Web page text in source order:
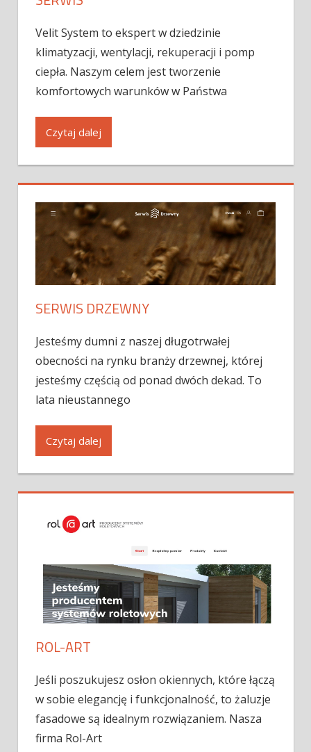
Velit System to ekspert w dziedzinie
klimatyzacji, wentylacji, rekuperacji i pomp
ciepła. Naszym celem jest tworzenie
komfortowych warunków w Państwa
Czytaj dalej
SERWIS DRZEWNY
Jesteśmy dumni z naszej długotrwałej
obecności na rynku branży drzewnej, której
jesteśmy częścią od ponad dwóch dekad. To
lata nieustannego
Czytaj dalej
ROL-ART
Jeśli poszukujesz osłon okiennych, które łączą
w sobie elegancję i funkcjonalność, to żaluzje
fasadowe są idealnym rozwiązaniem. Nasza
firma Rol-Art